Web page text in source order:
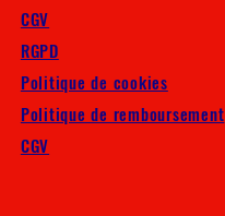
CGV
CGV
RGPD
Politique de cookies
Politique de remboursement